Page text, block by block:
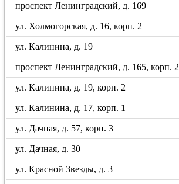
проспект Ленинградский, д. 169
ул. Холмогорская, д. 16, корп. 2
ул. Калинина, д. 19
проспект Ленинградский, д. 165, корп. 2
ул. Калинина, д. 19, корп. 2
ул. Калинина, д. 17, корп. 1
ул. Дачная, д. 57, корп. 3
ул. Дачная, д. 30
ул. Красной Звезды, д. 3